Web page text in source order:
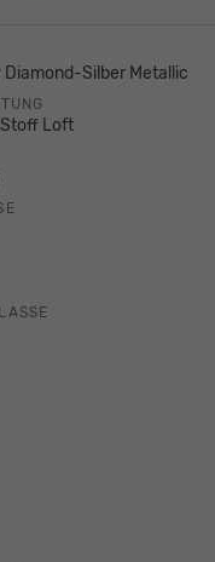
Diamond-Silber Metallic
Stoff Loft